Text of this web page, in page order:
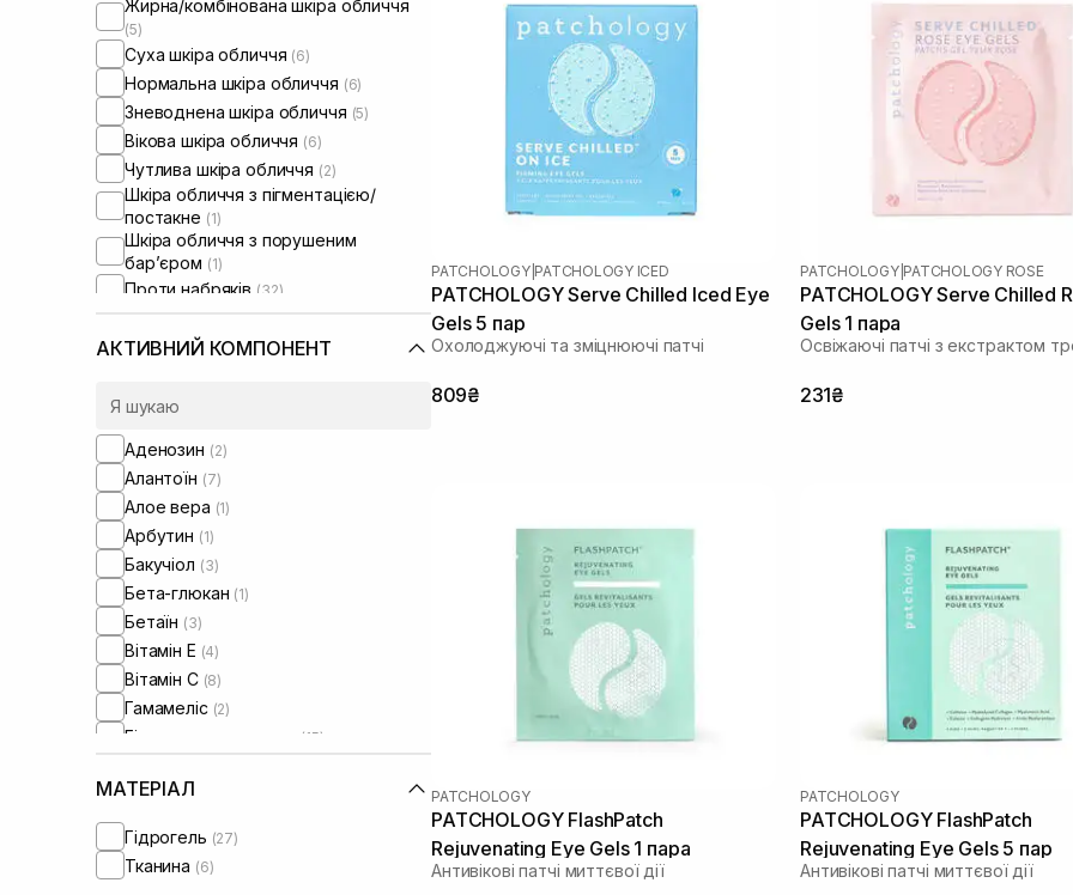
Жирна/комбінована шкіра обличчя
(5)
Суха шкіра обличчя (6)
Нормальна шкіра обличчя (6)
Зневоднена шкіра обличчя (5)
Вікова шкіра обличчя (6)
Чутлива шкіра обличчя (2)
Шкіра обличчя з пігментацією/
постакне (1)
Шкіра обличчя з порушеним
барʼєром (1)
Проти набряків (32)
Від синців під очима(19)
АКТИВНИЙ КОМПОНЕНТ
Аденозин (2)
Алантоїн (7)
Алое вера (1)
Арбутин (1)
Бакучіол (3)
Бета-глюкан (1)
Бетаїн (3)
Вітамін Е (4)
Вітамін C (8)
Гамамеліс (2)
Гіалуронова кислота (15)
Діоксид титану
Екстракт ромашки
Екстракт троянди
МАТЕРІАЛ
Гідрогель (27)
Тканина (6)
PATCHOLOGY| PATCHOLOGY ICED
PATCHOLOGY Serve Chilled Iced Eye
Gels 5 пар
Охолоджуючі та зміцнюючі патчі
809₴
PATCHOLOGY| PATCHOLOGY ROSE
PATCHOLOGY Serve Chilled
Gels 1 пара
Освіжаючі патчі з екстрактом
231₴
PATCHOLOGY
PATCHOLOGY FlashPatch
Rejuvenating Eye Gels 1 пара
Антивікові патчі миттєвої дії
PATCHOLOGY
PATCHOLOGY FlashPatch
Rejuvenating Eye Gels 5 пар
Антивікові патчі миттєвої дії